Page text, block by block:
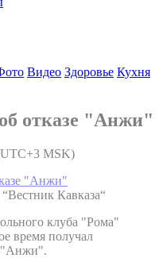
Видео Здоровье Кухня
отказе "Анжи"
MSK)
Кавказа“
клуба "Рома"
время получал
"Анжи".